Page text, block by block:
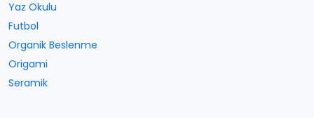
Yaz Okulu
Futbol
Organik Beslenme
Origami
Seramik